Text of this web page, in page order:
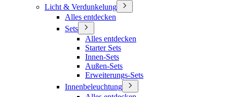
Licht & Verdunkelung
Alles entdecken
Sets
Alles entdecken
Starter Sets
Innen-Sets
Außen-Sets
Erweiterungs-Sets
Innenbeleuchtung